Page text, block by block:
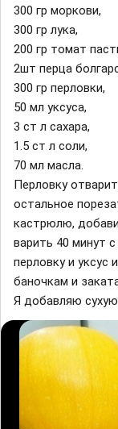
300 гр моркови,
300 гр лука,
200 гр томат
2шт перца
300 гр пeрловки,
50 мл уксуса,
3 ст л сахара,
1.5 ст л соли,
70 мл масла.
Перловкy
остальное
кастрюлю,
варить 40 минут
перловку и уксус
баночкам и
Я добавляю